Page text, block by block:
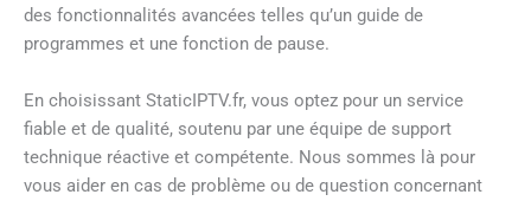
des fonctionnalités avancées telles qu’un guide de
programmes et une fonction de pause.
En choisissant StaticIPTV.fr, vous optez pour un service
fiable et de qualité, soutenu par une équipe de support
technique réactive et compétente. Nous sommes là pour
vous aider en cas de problème ou de question concernant